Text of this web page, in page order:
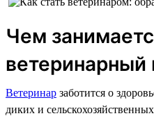
Чем
ветеринарный
Ветеринар заботится о
диких и